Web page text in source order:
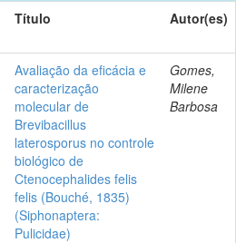
Título Autor(es)
Avaliação da eficácia e
caracterização
molecular de
Brevibacillus
laterosporus no controle
biológico de
Ctenocephalides felis
felis (Bouché, 1835)
(Siphonaptera:
Pulicidae)
Gomes,
Milene
Barbosa